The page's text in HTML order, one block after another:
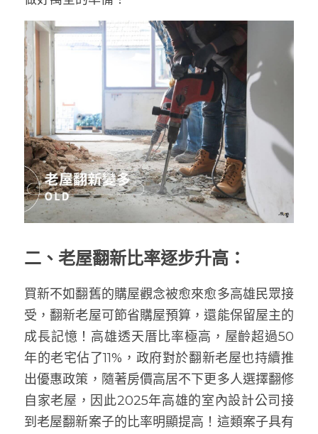
二、老屋翻新比率逐步升高：
買新不如翻舊的購屋觀念被愈來愈多高雄民眾接
受，翻新老屋可節省購屋預算，還能保留屋主的
成長記憶！高雄透天厝比率極高，屋齡超過50
年的老宅佔了11%，政府對於翻新老屋也持續推
出優惠政策，隨著房價高居不下更多人選擇翻修
自家老屋，因此2025年高雄的室內設計公司接
到老屋翻新案子的比率明顯提高！這類案子具有